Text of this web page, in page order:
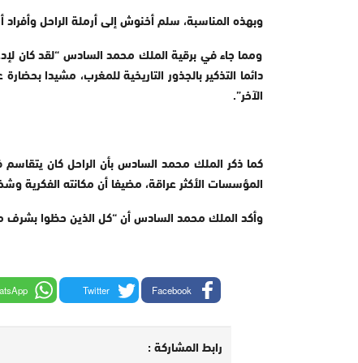
وبهذه المناسبة، سلم أخنوش إلى أرملة الراحل
ومما جاء في برقية الملك محمد السادس “لقد كان
دائما التذكير بالجذور التاريخية للمغرب، مشيدا
الآخر”.
كما ذكر الملك محمد السادس بأن الراحل كان
المؤسسات الأكثر عراقة، مضيفا أن مكانته الفكرية
وأكد الملك محمد السادس أن “كل الذين حظوا بشرف
Facebook
Twitter
رابط المشاركة :